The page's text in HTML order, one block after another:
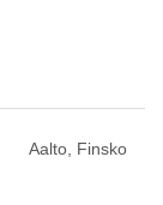
Aalto, Finsko